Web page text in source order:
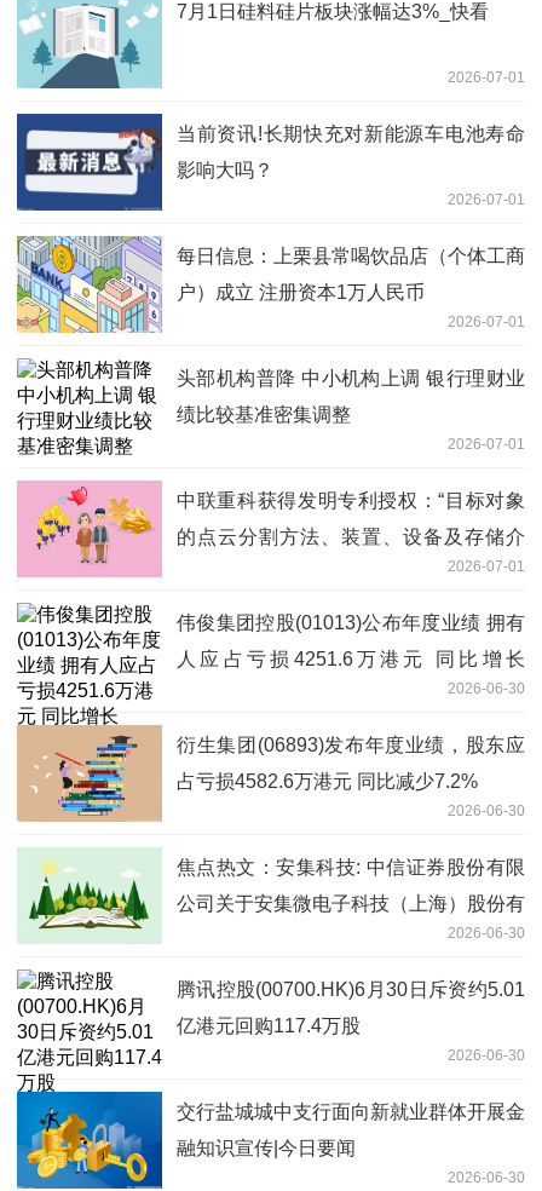
7月1日硅料硅片板块涨幅达3%_快看
2026-07-01
当前资讯!长期快充对新能源车电池寿命
影响大吗？
2026-07-01
每日信息：上栗县常喝饮品店（个体工商
户）成立 注册资本1万人民币
2026-07-01
头部机构普降 中小机构上调 银行理财业
绩比较基准密集调整
2026-07-01
中联重科获得发明专利授权：“目标对象
的点云分割方法、装置、设备及存储介
2026-07-01
伟俊集团控股(01013)公布年度业绩 拥有
人应占亏损4251.6万港元 同比增长
2026-06-30
衍生集团(06893)发布年度业绩，股东应
占亏损4582.6万港元 同比减少7.2%
2026-06-30
焦点热文：安集科技: 中信证券股份有限
公司关于安集微电子科技（上海）股份有
限公司股东向特定机构投资者询价转让股
份相关资格的核查意见
2026-06-30
腾讯控股(00700.HK)6月30日斥资约5.01
亿港元回购117.4万股
2026-06-30
交行盐城城中支行面向新就业群体开展金
融知识宣传|今日要闻
2026-06-30